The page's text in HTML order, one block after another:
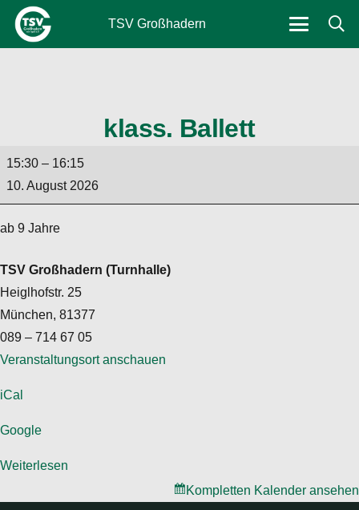
TSV Großhadern
klass. Ballett
klass.
Ballett
15:30 – 16:15
10. August 2026
ab 9 Jahre
TSV Großhadern (Turnhalle)
Heiglhofstr. 25
München, 81377
089 – 714 67 05
Veranstaltungsort anschauen
iCal
Google
Weiterlesen
Kompletten Kalender ansehen